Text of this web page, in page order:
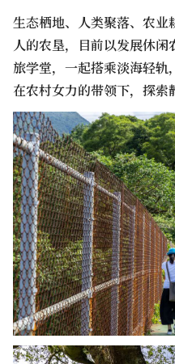
生态栖地、人类聚落、农
人的农垦，目前以发展休
旅学堂，一起搭乘淡海轻轨
在农村女力的带领下，探索